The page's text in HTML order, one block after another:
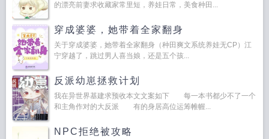
的漂亮前妻求收藏家常里短，养娃日常，美食种田...
穿成婆婆，她带着全家翻身
关于穿成婆婆，她带着全家翻身（种田爽文系统养娃无CP）江
宁穿越了，跳过男人喜当娘，还是五个孩...
反派幼崽拯救计划
我在异世界基建求预收本文文案如下 每一本书都少不了一个
和主角作对的大反派 有的身居高位运筹帷幄...
NPC拒绝被攻略